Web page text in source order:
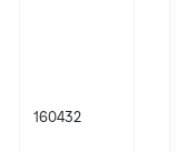
160432